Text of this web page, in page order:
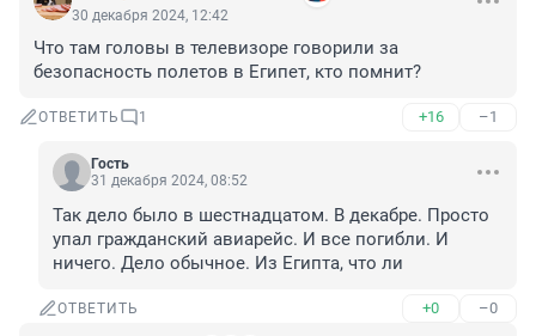
30 декабря 2024, 12:42
Что там головы в телевизоре говорили за
безопасность полетов в Египет, кто помнит?
ОТВЕТИТЬ 1 +16 –1
Гость
31 декабря 2024, 08:52
Так дело было в шестнадцатом. В декабре. Просто
упал гражданский авиарейс. И все погибли. И
ничего. Дело обычное. Из Египта, что ли
ОТВЕТИТЬ +0 –0